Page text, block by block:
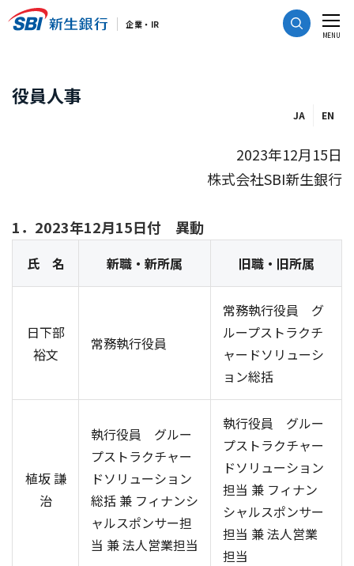
CLOSE
MENU
役員人事
JA EN
2023年12月15日
株式会社SBI新生銀行
1．2023年12月15日付 異動
氏 名 新職・新所属 旧職・旧所属
日下部
裕文
常務執行役員
常務執行役員 グ
ループストラクチ
ャードソリューシ
ョン総括
植坂 謙
治
執行役員 グルー
プストラクチャー
ドソリューション
総括 兼 フィナンシ
ャルスポンサー担
当 兼 法人営業担当
執行役員 グルー
プストラクチャー
ドソリューション
担当 兼 フィナン
シャルスポンサー
担当 兼 法人営業
担当
企業・IR